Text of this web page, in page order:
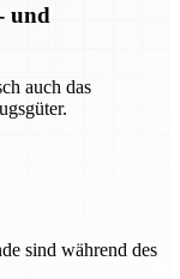
und
auch das
sind während des